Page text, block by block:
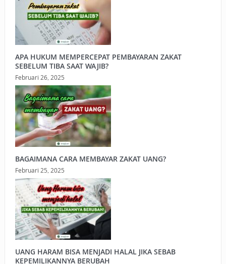
APA HUKUM MEMPERCEPAT PEMBAYARAN ZAKAT
SEBELUM TIBA SAAT WAJIB?
Februari 26, 2025
BAGAIMANA CARA MEMBAYAR ZAKAT UANG?
Februari 25, 2025
UANG HARAM BISA MENJADI HALAL JIKA SEBAB
KEPEMILIKANNYA BERUBAH